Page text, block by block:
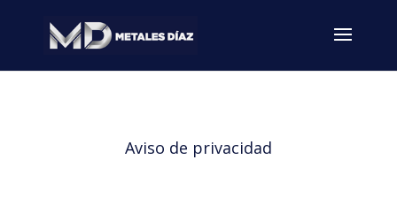
Aviso de privacidad